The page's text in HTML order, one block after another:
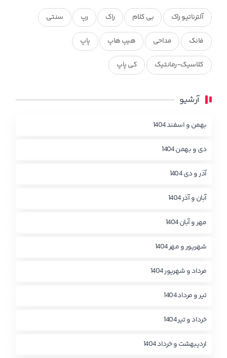
آلترناتیو راک بی کلام راک رپ سنتی
فانک مداحی هیپ هاپ پاپ
کلاسیک-رمانتیک کی پاپ
آرشیو
بهمن و اسفند 1404
دی و بهمن 1404
آذر و دی 1404
آبان و آذر 1404
مهر و آبان 1404
شهریور و مهر 1404
مرداد و شهریور 1404
تیر و مرداد 1404
خرداد و تیر 1404
اردیبهشت و خرداد 1404